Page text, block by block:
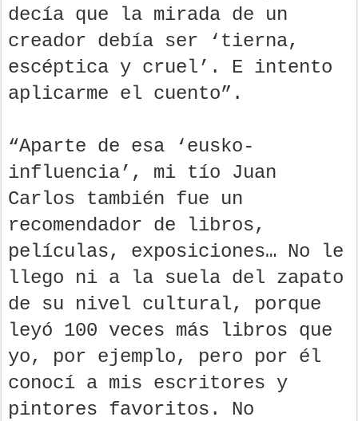
decía que la mirada de un
creador debía ser ‘tierna,
escéptica y cruel’. E intento
aplicarme el cuento”.
“Aparte de esa ‘eusko-
influencia’, mi tío Juan
Carlos también fue un
recomendador de libros,
películas, exposiciones… No le
llego ni a la suela del zapato
de su nivel cultural, porque
leyó 100 veces más libros que
yo, por ejemplo, pero por él
conocí a mis escritores y
pintores favoritos. No